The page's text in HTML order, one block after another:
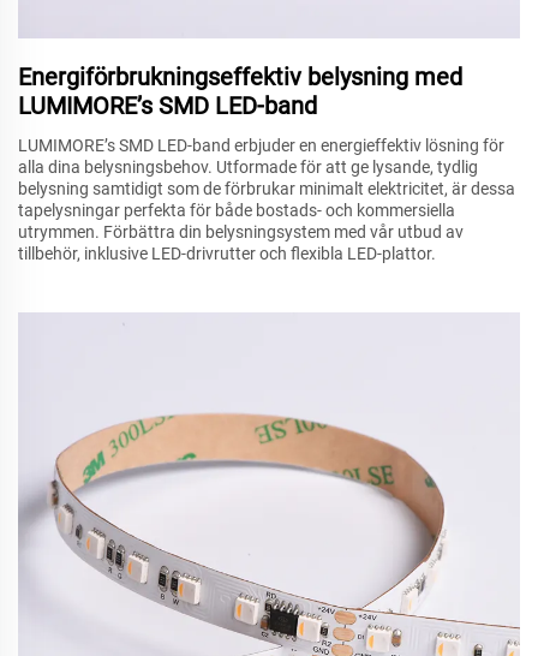
Energiförbrukningseffektiv belysning med
LUMIMORE’s SMD LED-band
LUMIMORE’s SMD LED-band erbjuder en energieffektiv lösning för
alla dina belysningsbehov. Utformade för att ge lysande, tydlig
belysning samtidigt som de förbrukar minimalt elektricitet, är dessa
tapelysningar perfekta för både bostads- och kommersiella
utrymmen. Förbättra din belysningsystem med vår utbud av
tillbehör, inklusive LED-drivrutter och flexibla LED-plattor.